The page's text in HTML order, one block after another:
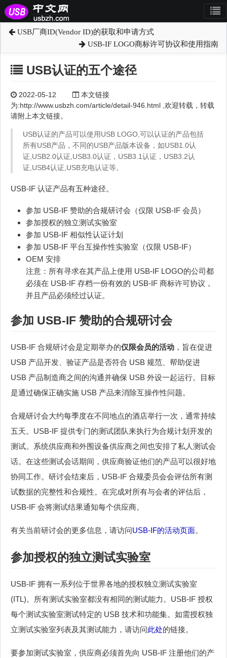
USB厂商ID(Vendor ID)的获取和申请方式
USB-IF LOGO商标许可协议和使用指南
USB认证的五个途径
2022-05-12
本文链接
为:http://www.usbzh.com/article/detail-946.html ,欢迎转载，转载
请附上本文链接。
USB认证的产品可以使用USB LOGO,可以认证的产品包括
所有USB产品，不同的USB产品版本设备，如USB1.0认
证,USB2.0认证,USB3.0认证，USB3.1认证，USB3.2认
证,USB4认证,USB充电认证等。
USB-IF 认证产品有五种途径。
参加 USB-IF 赞助的合规研讨会（仅限 USB-IF 会员）
参加授权的独立测试实验室
参加 USB-IF 相似性认证计划
参加 USB-IF 平台互操作性实验室（仅限 USB-IF）
OEM 安排
注意：所有寻求在其产品上使用 USB-IF LOGO的公司都
必须在 USB-IF 存档一份有效的 USB-IF 商标许可协议，
并且产品必须经过认证。
参加 USB-IF 赞助的合规研讨会
USB-IF 合规研讨会是定期举办的仅限会员的活动 ，旨在促进
USB 产品开发、验证产品是否符合 USB 规范、帮助促进
USB 产品制造商之间的沟通并确保 USB 外设一起运行。目标
是通过确保正确实施 USB 产品来消除互操作性问题。
合规研讨会大约每季度在不同地点的酒店举行一次，通常持续
五天。USB-IF 提供专门的测试团队来执行为合规计划开发的
测试。系统供应商和外围设备供应商之间也安排了私人测试会
话。在这些测试会话期间，供应商验证他们的产品可以很好地
协同工作。研讨会结束后，USB-IF 合规委员会会评估所有测
试数据的完整性和合规性。在完成对所有与会者的评估后，
USB-IF 会将测试结果通知每个供应商。
有关当前研讨会的更多信息，请访问USB-IF的活动页面。
参加授权的独立测试实验室
USB-IF 拥有一系列位于世界各地的授权独立测试实验室
(ITL)。所有测试实验室都没有相同的测试能力。USB-IF 授权
每个测试实验室测试特定的 USB 技术和功能集。如需授权独
立测试实验室列表及其测试能力，请访问此处的链接。
要参加测试实验室，供应商必须首先向 USB-IF 注册他们的产